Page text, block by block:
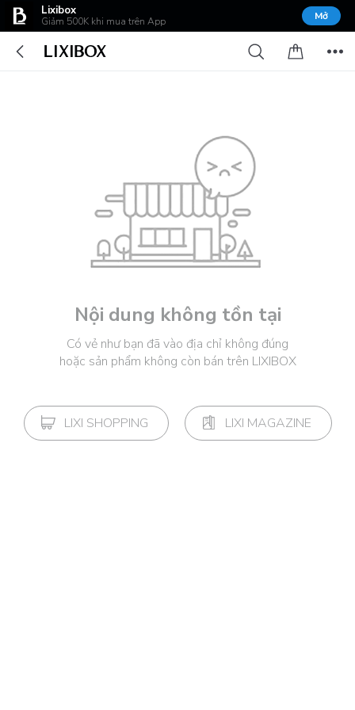
Lixibox
Giảm 500K khi mua trên App Mở
Nội dung không tồn tại
Có vẻ như bạn đã vào địa chỉ không đúng
hoặc sản phẩm không còn bán trên LIXIBOX
LIXI SHOPPING LIXI MAGAZINE